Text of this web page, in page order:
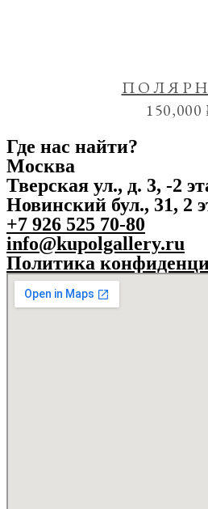
150,000
Где нас найти?
Москва
Тверская ул., д. 3, -2
Новинский бул., 31, 2
+7 926 525 70-80
info@kupolgallery.ru
Политика